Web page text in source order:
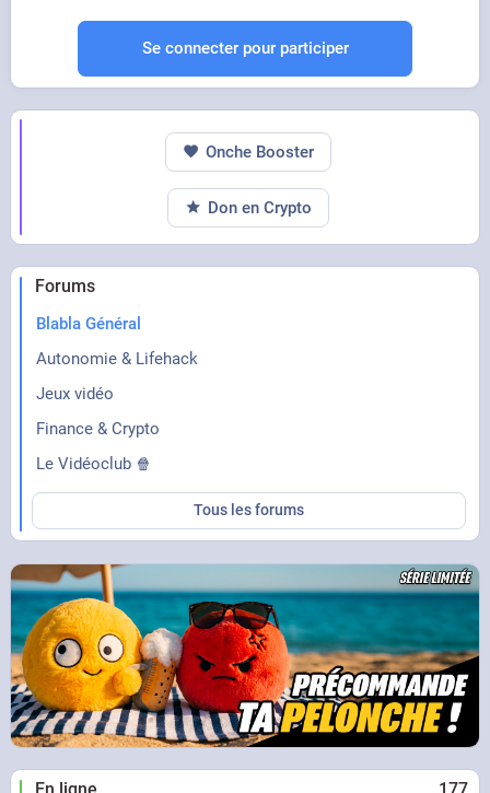
Se connecter pour participer
Forums
Blabla Général
Autonomie & Lifehack
Jeux vidéo
Finance & Crypto
Le Vidéoclub 🍿
Tous les forums
Onche Booster
Don en Crypto